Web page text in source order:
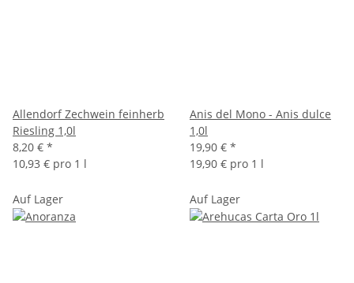
Allendorf Zechwein feinherb
Riesling 1,0l
8,20 € *
10,93 € pro 1 l
Anis del Mono - Anis dulce
1,0l
19,90 € *
19,90 € pro 1 l
Auf Lager Auf Lager